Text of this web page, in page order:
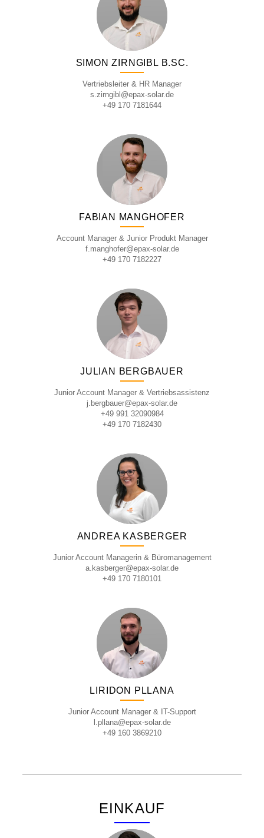
SIMON ZIRNGIBL B.SC.
Vertriebsleiter & HR Manager
s.zirngibl@epax-solar.de
+49 170 7181644
FABIAN MANGHOFER
Account Manager & Junior Produkt Manager
f.manghofer@epax-solar.de
+49 170 7182227
JULIAN BERGBAUER
Junior Account Manager & Vertriebsassistenz
j.bergbauer@epax-solar.de
+49 991 32090984
+49 170 7182430
ANDREA KASBERGER
Junior Account Managerin & Büromanagement
a.kasberger@epax-solar.de
+49 170 7180101
LIRIDON PLLANA
Junior Account Manager & IT-Support
l.pllana@epax-solar.de
+49 160 3869210
EINKAUF